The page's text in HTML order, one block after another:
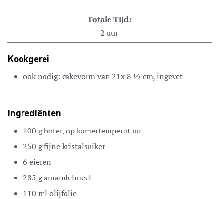
Totale Tijd:
2 uur
Kookgerei
ook nodig: cakevorm van 21x 8 1⁄2 cm, ingevet
Ingrediënten
100 gboter,op kamertemperatuur
250 gfijne kristalsuiker
6 eieren
285 gamandelmeel
110 ml olijfolie